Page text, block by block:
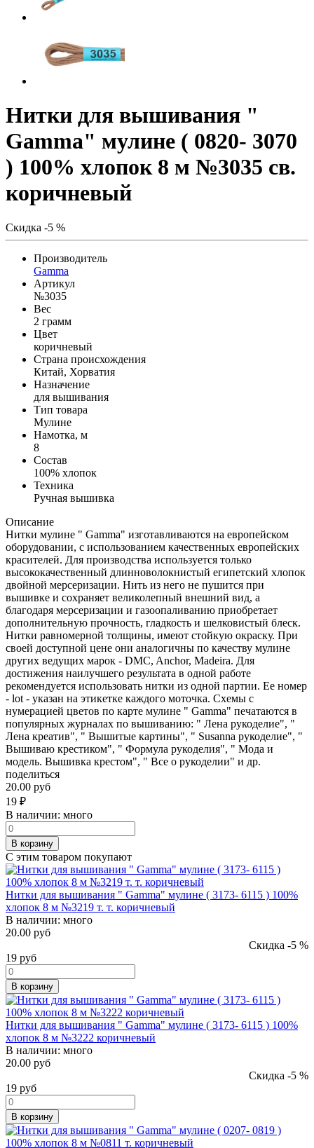
Нитки для вышивания "
Gamma" мулине ( 0820- 3070
) 100% хлопок 8 м №3035 св.
коричневый
Скидка -5 %
Производитель
Gamma
Артикул
№3035
Вес
2 грамм
Цвет
коричневый
Страна происхождения
Китай, Хорватия
Назначение
для вышивания
Тип товара
Мулине
Намотка, м
8
Состав
100% хлопок
Техника
Ручная вышивка
Описание
Нитки мулине " Gamma" изготавливаются на европейском
оборудовании, с использованием качественных европейских
красителей. Для производства используется только
высококачественный длинноволокнистый египетский хлопок
двойной мерсеризации. Нить из него не пушится при
вышивке и сохраняет великолепный внешний вид, а
благодаря мерсеризации и газоопаливанию приобретает
дополнительную прочность, гладкость и шелковистый блеск.
Нитки равномерной толщины, имеют стойкую окраску. При
своей доступной цене они аналогичны по качеству мулине
других ведущих марок - DMC, Anchor, Madeira. Для
достижения наилучшего результата в одной работе
рекомендуется использовать нитки из одной партии. Ее номер
- lot - указан на этикетке каждого моточка. Схемы с
нумерацией цветов по карте мулине " Gamma" печатаются в
популярных журналах по вышиванию: " Лена рукоделие", "
Лена креатив", " Вышитые картины", " Susanna рукоделие", "
Вышиваю крестиком", " Формула рукоделия", " Мода и
модель. Вышивка крестом", " Все о рукоделии" и др.
поделиться
20.00 руб
19 ₽
В наличии: много
В корзину
С этим товаром покупают
Нитки для вышивания " Gamma" мулине ( 3173- 6115 ) 100%
хлопок 8 м №3219 т. т. коричневый
В наличии: много
20.00 руб
Скидка -5 %
19 руб
В корзину
Нитки для вышивания " Gamma" мулине ( 3173- 6115 ) 100%
хлопок 8 м №3222 коричневый
В наличии: много
20.00 руб
Скидка -5 %
19 руб
В корзину